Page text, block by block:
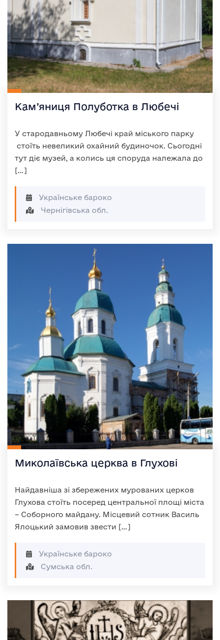
Кам’яниця Полуботка в Любечі
У стародавньому Любечі край міського парку
стоїть невеликий охайний будиночок. Сьогодні
тут діє музей, а колись ця споруда належала до
[…]
Українське бароко
Чернігівська обл.
Миколаївська церква в Глухові
Найдавніша зі збережених мурованих церков
Глухова стоїть посеред центральної площі міста
– Соборного майдану. Місцевий сотник Василь
Ялоцький замовив звести […]
Українське бароко
Сумська обл.